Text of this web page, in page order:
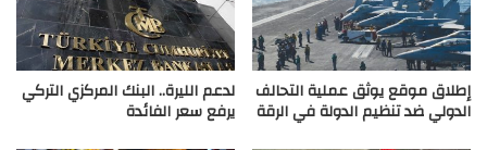
إطلاق موقع يوثق عملية التحالف
الدولي ضد تنظيم الدولة في الرقة
لدعم الليرة.. البنك المركزي التركي
يرفع سعر الفائدة